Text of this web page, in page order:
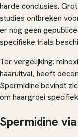
harde conclusies.
studies ontbreken
er nog geen
specifieke trials
Ter vergelijking:
haaruitval, heeft
Spermidine bevindt
om haargroei
Spermidine